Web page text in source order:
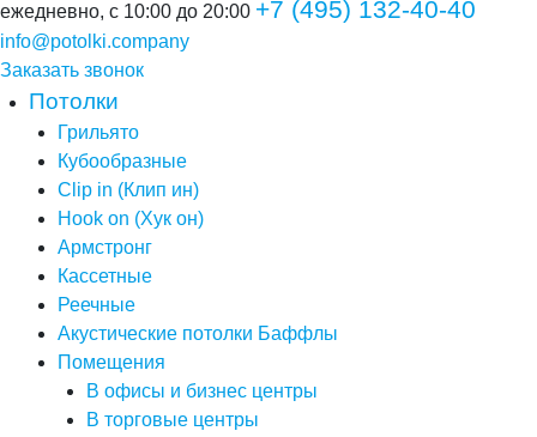
ежедневно, с 10:00 до 20:00 +7 (495) 132-40-40
info@potolki.company
Заказать звонок
Потолки
Грильято
Кубообразные
Clip in (Клип ин)
Hook on (Хук он)
Армстронг
Кассетные
Реечные
Акустические потолки Баффлы
Помещения
В офисы и бизнес центры
В торговые центры